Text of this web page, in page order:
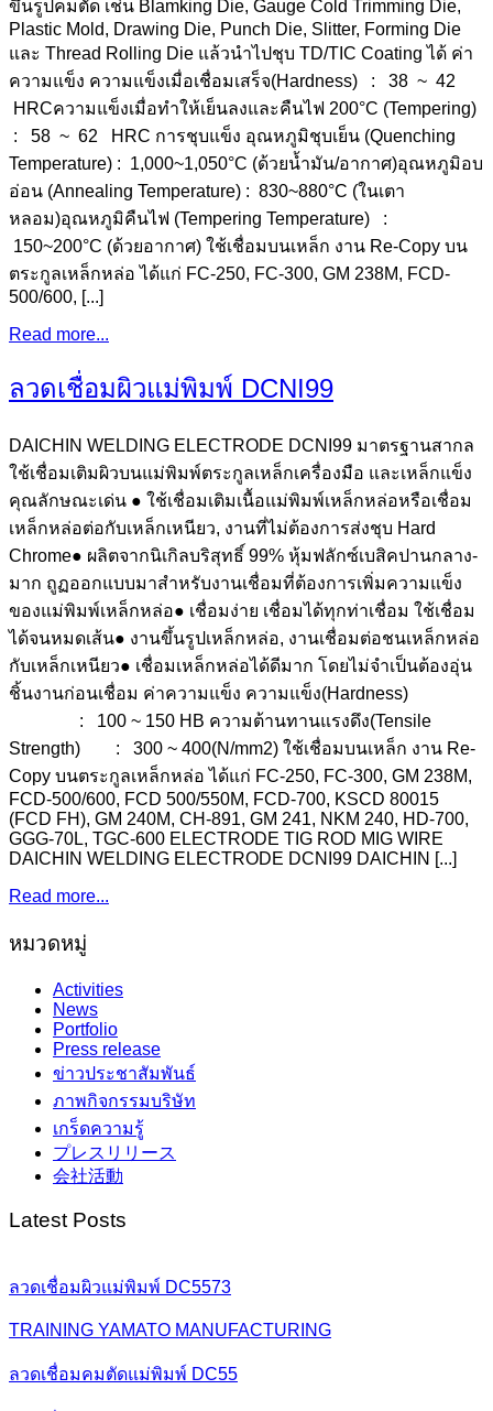
ขึ้นรูปคมตัด เช่น Blamking Die, Gauge Cold Trimming Die,
Plastic Mold, Drawing Die, Punch Die, Slitter, Forming Die
และ Thread Rolling Die แล้วนำไปชุบ TD/TIC Coating ได้ ค่า
ความแข็ง ความแข็งเมื่อเชื่อมเสร็จ(Hardness) : 38 ~ 42
HRCความแข็งเมื่อทำให้เย็นลงและคืนไฟ 200°C (Tempering)
: 58 ~ 62 HRC การชุบแข็ง อุณหภูมิชุบเย็น (Quenching
Temperature) : 1,000~1,050°C (ด้วยน้ำมัน/อากาศ)อุณหภูมิอบ
อ่อน (Annealing Temperature) : 830~880°C (ในเตา
หลอม)อุณหภูมิคืนไฟ (Tempering Temperature) :
150~200°C (ด้วยอากาศ) ใช้เชื่อมบนเหล็ก งาน Re-Copy บน
ตระกูลเหล็กหล่อ ได้แก่ FC-250, FC-300, GM 238M, FCD-
500/600, [...]
Read more...
ลวดเชื่อมผิวแม่พิมพ์ DCNI99
DAICHIN WELDING ELECTRODE DCNI99 มาตรฐานสากล
ใช้เชื่อมเติมผิวบนแม่พิมพ์ตระกูลเหล็กเครื่องมือ และเหล็กแข็ง
คุณลักษณะเด่น ● ใช้เชื่อมเติมเนื้อแม่พิมพ์เหล็กหล่อหรือเชื่อม
เหล็กหล่อต่อกับเหล็กเหนียว, งานที่ไม่ต้องการส่งชุบ Hard
Chrome● ผลิตจากนิเกิลบริสุทธิ์ 99% หุ้มฟลักซ์เบสิคปานกลาง-
มาก ถูฏออกแบบมาสำหรับงานเชื่อมที่ต้องการเพิ่มความแข็ง
ของแม่พิมพ์เหล็กหล่อ● เชื่อมง่าย เชื่อมได้ทุกท่าเชื่อม ใช้เชื่อม
ได้จนหมดเส้น● งานขึ้นรูปเหล็กหล่อ, งานเชื่อมต่อชนเหล็กหล่อ
กับเหล็กเหนียว● เชื่อมเหล็กหล่อได้ดีมาก โดยไม่จำเป็นต้องอุ่น
ชิ้นงานก่อนเชื่อม ค่าความแข็ง ความแข็ง(Hardness)
: 100 ~ 150 HB ความต้านทานแรงดึง(Tensile
Strength) : 300 ~ 400(N/mm2) ใช้เชื่อมบนเหล็ก งาน Re-
Copy บนตระกูลเหล็กหล่อ ได้แก่ FC-250, FC-300, GM 238M,
FCD-500/600, FCD 500/550M, FCD-700, KSCD 80015
(FCD FH), GM 240M, CH-891, GM 241, NKM 240, HD-700,
GGG-70L, TGC-600 ELECTRODE TIG ROD MIG WIRE
DAICHIN WELDING ELECTRODE DCNI99 DAICHIN [...]
Read more...
หมวดหมู่
Activities
News
Portfolio
Press release
ข่าวประชาสัมพันธ์
ภาพกิจกรรมบริษัท
เกร็ดความรู้
プレスリリース
会社活動
Latest Posts
ลวดเชื่อมผิวแม่พิมพ์ DC5573
TRAINING YAMATO MANUFACTURING
ลวดเชื่อมคมตัดแม่พิมพ์ DC55